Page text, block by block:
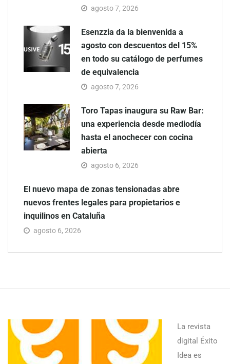
agosto 7, 2026
Esenzzia da la bienvenida a
agosto con descuentos del 15%
en todo su catálogo de perfumes
de equivalencia
agosto 7, 2026
Toro Tapas inaugura su Raw Bar:
una experiencia desde mediodía
hasta el anochecer con cocina
abierta
agosto 6, 2026
El nuevo mapa de zonas tensionadas abre
nuevos frentes legales para propietarios e
inquilinos en Cataluña
agosto 6, 2026
La revista
digital Éxito
Idea es